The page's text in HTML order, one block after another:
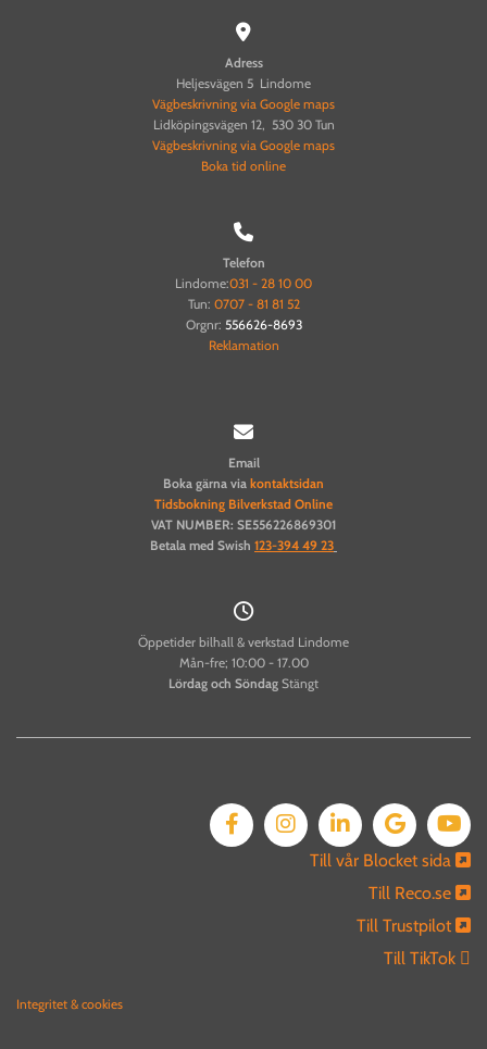

Adress
Heljesvägen 5 Lindome
Vägbeskrivning via Google maps
Lidköpingsvägen 12, 530 30 Tun
Vägbeskrivning via Google maps
Boka tid online

Telefon
Lindome:031 - 28 10 00
Tun: 0707 - 81 81 52
Orgnr: 556626-8693
Reklamation

Email
Boka gärna via kontaktsidan
Tidsbokning Bilverkstad Online
VAT NUMBER: SE556226869301
Betala med Swish 123-394 49 23

Öppetider bilhall & verkstad Lindome
Mån-fre; 10:00 - 17.00
Lördag och Söndag Stängt
Till vår Blocket sida 
Till Reco.se 
Till Trustpilot 
Till TikTok 
Integritet & cookies